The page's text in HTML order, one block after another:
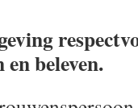
beleven.